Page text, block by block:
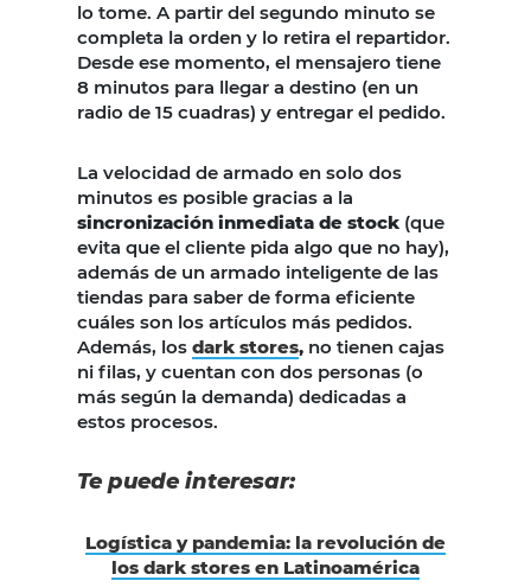
lo tome. A partir del segundo minuto se
completa la orden y lo retira el repartidor.
Desde ese momento, el mensajero tiene
8 minutos para llegar a destino (en un
radio de 15 cuadras) y entregar el pedido.
La velocidad de armado en solo dos
minutos es posible gracias a la
sincronización inmediata de stock (que
evita que el cliente pida algo que no hay),
además de un armado inteligente de las
tiendas para saber de forma eficiente
cuáles son los artículos más pedidos.
Además, los dark stores, no tienen cajas
ni filas, y cuentan con dos personas (o
más según la demanda) dedicadas a
estos procesos.
Te puede interesar:
Logística y pandemia: la revolución de
los dark stores en Latinoamérica